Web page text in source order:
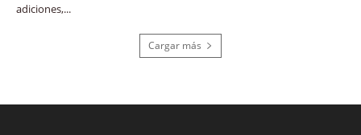
adiciones,...
Cargar más